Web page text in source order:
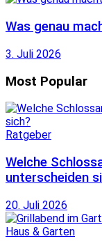
Was genau
3. Juli 2026
Most Popular
Ratgeber
Welche
unterscheiden
20. Juli 2026
Haus & Garten